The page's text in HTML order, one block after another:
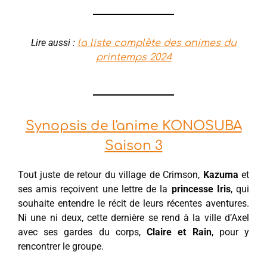
Lire aussi : la liste complète des animes du
printemps 2024
Synopsis de l'anime KONOSUBA
Saison 3
Tout juste de retour du village de Crimson, Kazuma et
ses amis reçoivent une lettre de la princesse Iris, qui
souhaite entendre le récit de leurs récentes aventures.
Ni une ni deux, cette dernière se rend à la ville d’Axel
avec ses gardes du corps,Claire et Rain, pour y
rencontrer le groupe.